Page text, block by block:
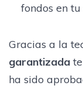
fondos en
Gracias a la
garantizada
ha sido